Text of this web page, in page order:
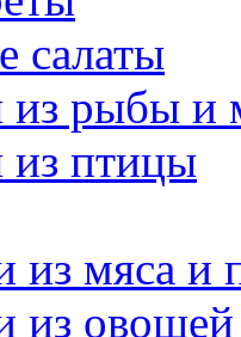
салаты
из рыбы и
из птицы
из мяса и
из